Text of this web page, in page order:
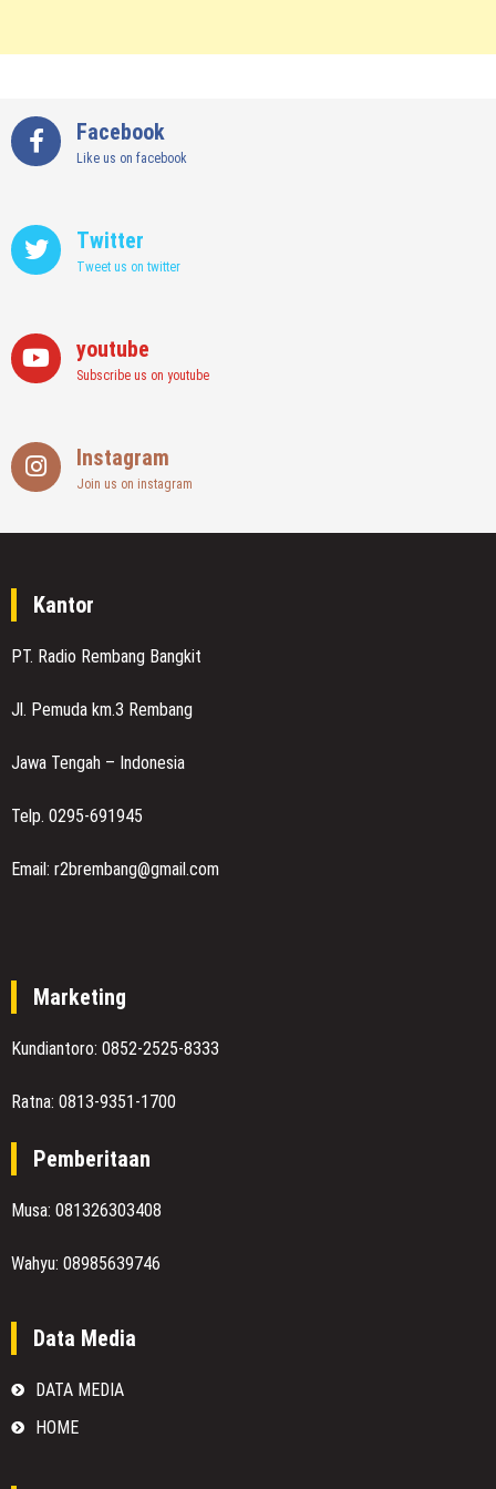
Facebook
Like us on facebook
Twitter
Tweet us on twitter
youtube
Subscribe us on youtube
Instagram
Join us on instagram
Kantor
PT. Radio Rembang Bangkit
Jl. Pemuda km.3 Rembang
Jawa Tengah – Indonesia
Telp. 0295-691945
Email: r2brembang@gmail.com
Marketing
Kundiantoro: 0852-2525-8333
Ratna: 0813-9351-1700
Pemberitaan
Musa: 081326303408
Wahyu: 08985639746
Data Media
DATA MEDIA
HOME